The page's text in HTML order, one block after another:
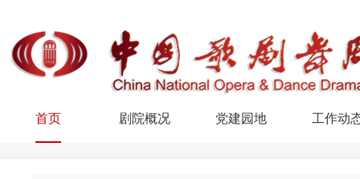
首页 剧院概况 党建园地 工作动